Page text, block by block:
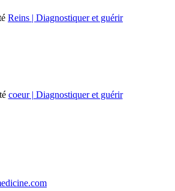
Reins | Diagnostiquer et guérir
coeur | Diagnostiquer et guérir